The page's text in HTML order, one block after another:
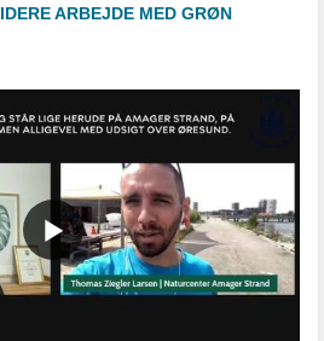
ARBEJDE MED GRØN